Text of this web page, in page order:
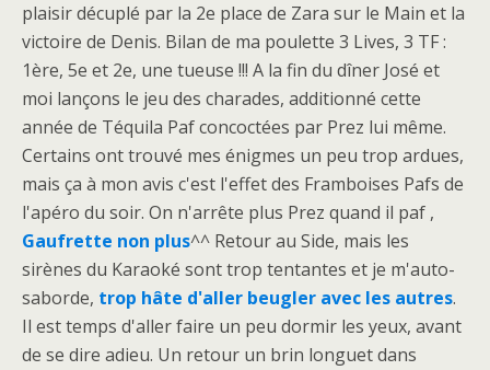
plaisir décuplé par la 2e place de Zara sur le Main et la
victoire de Denis. Bilan de ma poulette 3 Lives, 3 TF :
1ère, 5e et 2e, une tueuse !!! A la fin du dîner José et
moi lançons le jeu des charades, additionné cette
année de Téquila Paf concoctées par Prez lui même.
Certains ont trouvé mes énigmes un peu trop ardues,
mais ça à mon avis c'est l'effet des Framboises Pafs de
l'apéro du soir. On n'arrête plus Prez quand il paf ,
Gaufrette non plus^^ Retour au Side, mais les
sirènes du Karaoké sont trop tentantes et je m'auto-
saborde, trop hâte d'aller beugler avec les autres.
Il est temps d'aller faire un peu dormir les yeux, avant
de se dire adieu. Un retour un brin longuet dans